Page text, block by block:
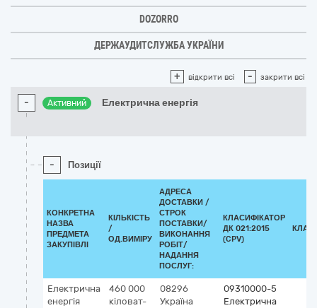
DOZORRO
ДЕРЖАУДИТСЛУЖБА УКРАЇНИ
+ відкрити всі - закрити всі
- Активний Електрична енергія
- Позиції
КОНКРЕТНА
НАЗВА
ПРЕДМЕТА
ЗАКУПІВЛІ
КІЛЬКІСТЬ
/
ОД.ВИМІРУ
АДРЕСА
ДОСТАВКИ /
СТРОК
ПОСТАВКИ/
ВИКОНАННЯ
РОБІТ/
НАДАННЯ
ПОСЛУГ:
КЛАСИФІКАТОР
ДК 021:2015
(CPV)
Електрична
енергія
460 000
кіловат-
08296
Україна
09310000-5
Електрична